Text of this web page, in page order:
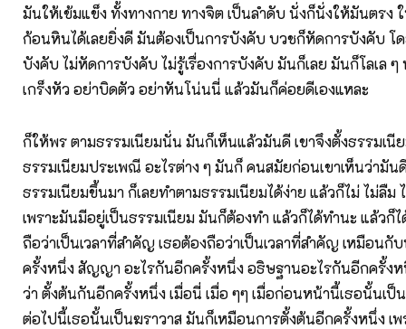
มันให้เข้มแข็ง ทั้งทางกาย ทางจิต เป็นลำดับ นั่งก็นั่งให้มันตรง
ก้อนหินได้เลยยิ่งดี มันต้องเป็นการบังคับ บวชก็หัดการบังคับ โ
บังคับ ไม่หัดการบังคับ ไม่รู้เรื่องการบังคับ มันก็เลย มันก็โลเล
เกร็งหัว อย่าบิดตัว อย่าหันโน่นนี่ แล้วมันก็ค่อยดีเองแหละ
ก็ให้พร ตามธรรมเนียมนั่น มันก็เห็นแล้วมันดี เขาจึงตั้งธรรมเนี
ธรรมเนียมประเพณี อะไรต่าง ๆ มันก็ คนสมัยก่อนเขาเห็นว่ามัน
ธรรมเนียมขึ้นมา ก็เลยทำตามธรรมเนียมได้ง่าย แล้วก็ไม่ ไม่ลืม
เพราะมันมีอยู่เป็นธรรมเนียม มันก็ต้องทำ แล้วก็ได้ทำนะ แล้วก็
ถือว่าเป็นเวลาที่สำคัญ เธอต้องถือว่าเป็นเวลาที่สำคัญ เหมือนกั
ครั้งหนึ่ง สัญญา อะไรกันอีกครั้งหนึ่ง อธิษฐานอะไรกันอีกครั้ง
ว่า ตั้งต้นกันอีกครั้งหนึ่ง เมื่อนี่ เมื่อ ๆๆ เมื่อก่อนหน้านี้เธอนั้นเ
ต่อไปนี้เธอนั้นเป็นฆราวาส มันก็เหมือนการตั้งต้นอีกครั้งหนึ่ง เ